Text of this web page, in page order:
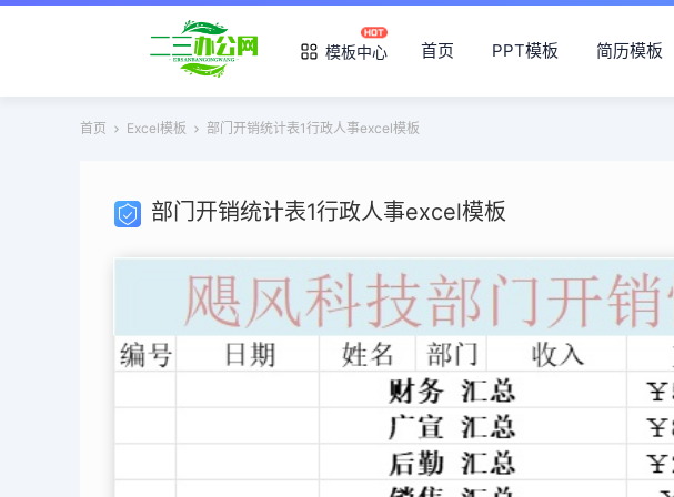
模板中心 首页 PPT模板 简历模板
首页 Excel模板 部门开销统计表1行政人事excel模板
部门开销统计表1行政人事excel模板